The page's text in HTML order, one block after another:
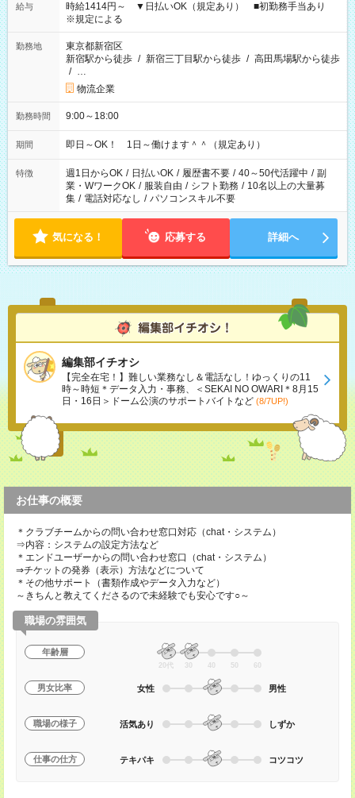
給与
時給1414円～ ▼日払いOK（規定あり） ■初勤務手当あり
※規定による
勤務地
東京都新宿区
新宿駅から徒歩 / 新宿三丁目駅から徒歩 / 高田馬場駅から徒歩
/ …
物流企業
勤務時間 9:00～18:00
期間 即日～OK！ 1日～働けます＾＾（規定あり）
特徴 週1日からOK / 日払いOK / 履歴書不要 / 40～50代活躍中 / 副
業・WワークOK / 服装自由 / シフト勤務 / 10名以上の大量募
集 / 電話対応なし / パソコンスキル不要
気になる！ 応募する 詳細へ
編集部イチオシ
【完全在宅！】難しい業務なし＆電話なし！ゆっくりの11
時～時短＊データ入力・事務、＜SEKAI NO OWARI＊8月15
日・16日＞ドーム公演のサポートバイトなど (8/7UP!)
お仕事の概要
＊クラブチームからの問い合わせ窓口対応（chat・システム）
⇒内容：システムの設定方法など
＊エンドユーザーからの問い合わせ窓口（chat・システム）
⇒チケットの発券（表示）方法などについて
＊その他サポート（書類作成やデータ入力など）
～きちんと教えてくださるので未経験でも安心です○～
職場の雰囲気
年齢層
20代 30 40 50 60
男女比率 女性 男性
職場の様子 活気あり しずか
仕事の仕方 テキパキ コツコツ